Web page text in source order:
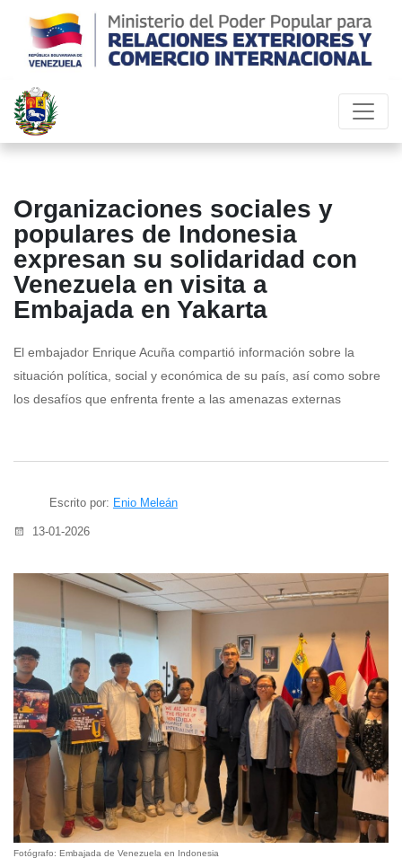
Organizaciones sociales y
populares de Indonesia
expresan su solidaridad con
Venezuela en visita a
Embajada en Yakarta
El embajador Enrique Acuña compartió información sobre la
situación política, social y económica de su país, así como sobre
los desafíos que enfrenta frente a las amenazas externas
Escrito por: Enio Meleán
13-01-2026
Fotógrafo: Embajada de Venezuela en Indonesia